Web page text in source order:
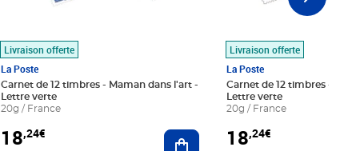
panier
Livraison offerte
La Poste
Carnet de 12 timbres - Maman dans l'art -
Lettre verte
20g / France
18,24€ Ajouter au panier
Livraison offerte
La Poste
Carnet de 12 timbres - Le
Lettre verte
20g / France
18,24€